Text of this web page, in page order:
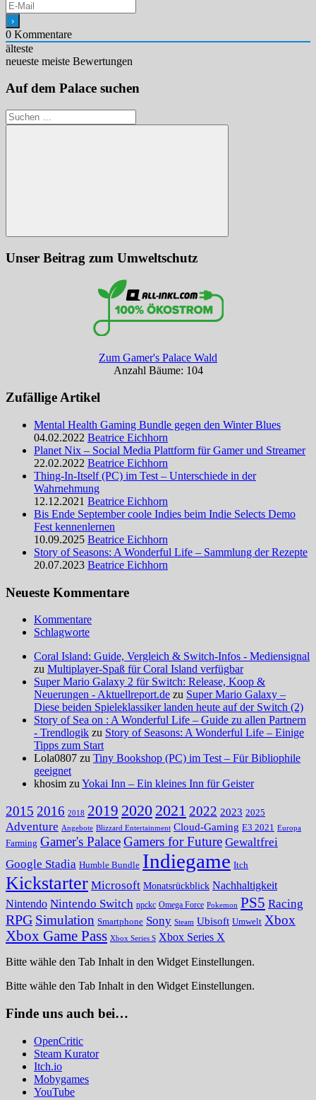
0 Kommentare
älteste
neueste meiste Bewertungen
Auf dem Palace suchen
Suchen
nach:
Suchen
Unser Beitrag zum Umweltschutz
Zum Gamer's Palace Wald
Anzahl Bäume: 104
Zufällige Artikel
Mental Health Gaming Bundle gegen den Winter Blues
04.02.2022 Beatrice Eichhorn
Planet Nix – Social Media Plattform für Gamer und Streamer
22.02.2022 Beatrice Eichhorn
Thing-In-Itself (PC) im Test – Unterschiede in der
Wahrnehmung
12.12.2021 Beatrice Eichhorn
Bis Ende September coole Indies beim Indie Selects Demo
Fest kennenlernen
10.09.2025 Beatrice Eichhorn
Story of Seasons: A Wonderful Life – Sammlung der Rezepte
20.07.2023 Beatrice Eichhorn
Neueste Kommentare
Kommentare
Schlagworte
Coral Island: Guide, Vergleich & Switch-Infos - Mediensignal
zu Multiplayer-Spaß für Coral Island verfügbar
Super Mario Galaxy 2 für Switch: Release, Koop &
Neuerungen - Aktuellreport.de zu Super Mario Galaxy –
Diese beiden Spieleklassiker landen heute auf der Switch (2)
Story of Sea on : A Wonderful Life – Guide zu allen Partnern
- Trendlogik zu Story of Seasons: A Wonderful Life – Einige
Tipps zum Start
Lola0807 zu Tiny Bookshop (PC) im Test – Für Bibliophile
geeignet
khosim zuYokai Inn – Ein kleines Inn für Geister
2015 2016 2018 2019 2020 2021 2022 2023 2025
Adventure Angebote Blizzard Entertainment Cloud-Gaming E3 2021 Europa
Farming Gamer's PalaceGamers for Future Gewaltfrei
Google Stadia Humble Bundle Indiegame Itch
Kickstarter Microsoft Monatsrückblick Nachhaltigkeit
Nintendo Nintendo Switch npckc Omega Force Pokemon PS5 Racing
RPG Simulation Smartphone Sony Steam Ubisoft Umwelt Xbox
Xbox Game Pass Xbox Series S Xbox Series X
Bitte wähle den Tab Inhalt in den Widget Einstellungen.
Bitte wähle den Tab Inhalt in den Widget Einstellungen.
Finde uns auch bei…
OpenCritic
Steam Kurator
Itch.io
Mobygames
YouTube